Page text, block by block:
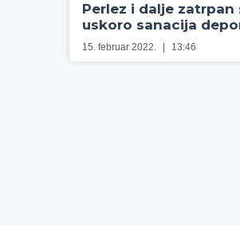
Perlez i dalje zatrpan
uskoro sanacija
15. februar 2022. 13:46